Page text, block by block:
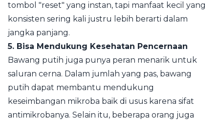
tombol "reset" yang instan, tapi manfaat kecil yang
konsisten sering kali justru lebih berarti dalam
jangka panjang.
5. Bisa Mendukung Kesehatan Pencernaan
Bawang putih juga punya peran menarik untuk
saluran cerna. Dalam jumlah yang pas, bawang
putih dapat membantu mendukung
keseimbangan mikroba baik di usus karena sifat
antimikrobanya. Selain itu, beberapa orang juga